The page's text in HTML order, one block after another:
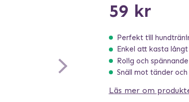
59 kr
Perfekt till
Enkel att kasta långt
Rolig och
Snäll mot tänder
Läs mer om